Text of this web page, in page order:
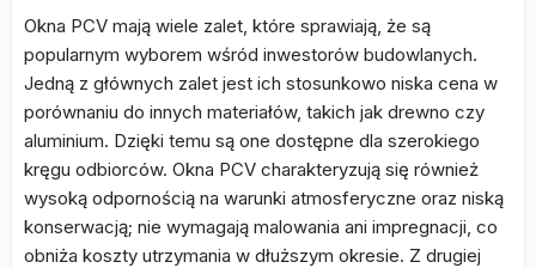
Okna PCV mają wiele zalet, które sprawiają, że są
popularnym wyborem wśród inwestorów budowlanych.
Jedną z głównych zalet jest ich stosunkowo niska cena w
porównaniu do innych materiałów, takich jak drewno czy
aluminium. Dzięki temu są one dostępne dla szerokiego
kręgu odbiorców. Okna PCV charakteryzują się również
wysoką odpornością na warunki atmosferyczne oraz niską
konserwacją; nie wymagają malowania ani impregnacji, co
obniża koszty utrzymania w dłuższym okresie. Z drugiej